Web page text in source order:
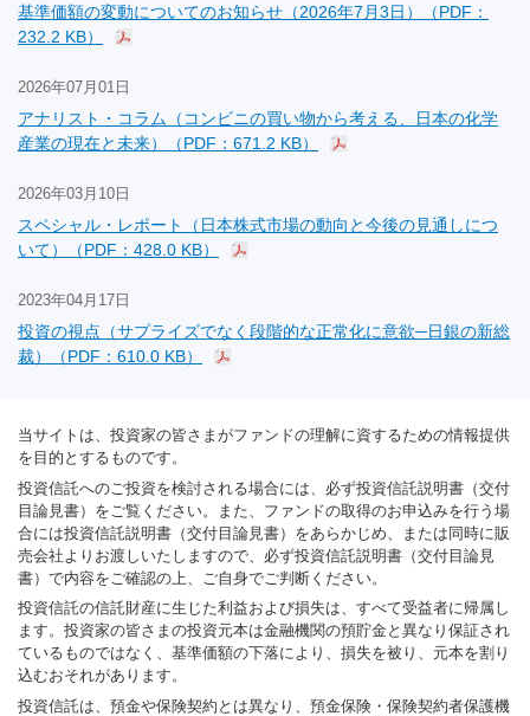
基準価額の変動についてのお知らせ（2026年7月3日）（PDF：
232.2 KB）
2026年07月01日
アナリスト・コラム（コンビニの買い物から考える、日本の化学
産業の現在と未来）（PDF：671.2 KB）
2026年03月10日
スペシャル・レポート（日本株式市場の動向と今後の見通しにつ
いて）（PDF：428.0 KB）
2023年04月17日
投資の視点（サプライズでなく段階的な正常化に意欲─日銀の新総
裁）（PDF：610.0 KB）
当サイトは、投資家の皆さまがファンドの理解に資するための情報提供
を目的とするものです。
投資信託へのご投資を検討される場合には、必ず投資信託説明書（交付
目論見書）をご覧ください。また、ファンドの取得のお申込みを行う場
合には投資信託説明書（交付目論見書）をあらかじめ、または同時に販
売会社よりお渡しいたしますので、必ず投資信託説明書（交付目論見
書）で内容をご確認の上、ご自身でご判断ください。
投資信託の信託財産に生じた利益および損失は、すべて受益者に帰属し
ます。投資家の皆さまの投資元本は金融機関の預貯金と異なり保証され
ているものではなく、基準価額の下落により、損失を被り、元本を割り
込むおそれがあります。
投資信託は、預金や保険契約とは異なり、預金保険・保険契約者保護機